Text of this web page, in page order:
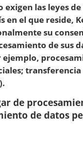
exigen las leyes
en el que reside,
su
de sus
ejemplo,
transferencia
de
de datos